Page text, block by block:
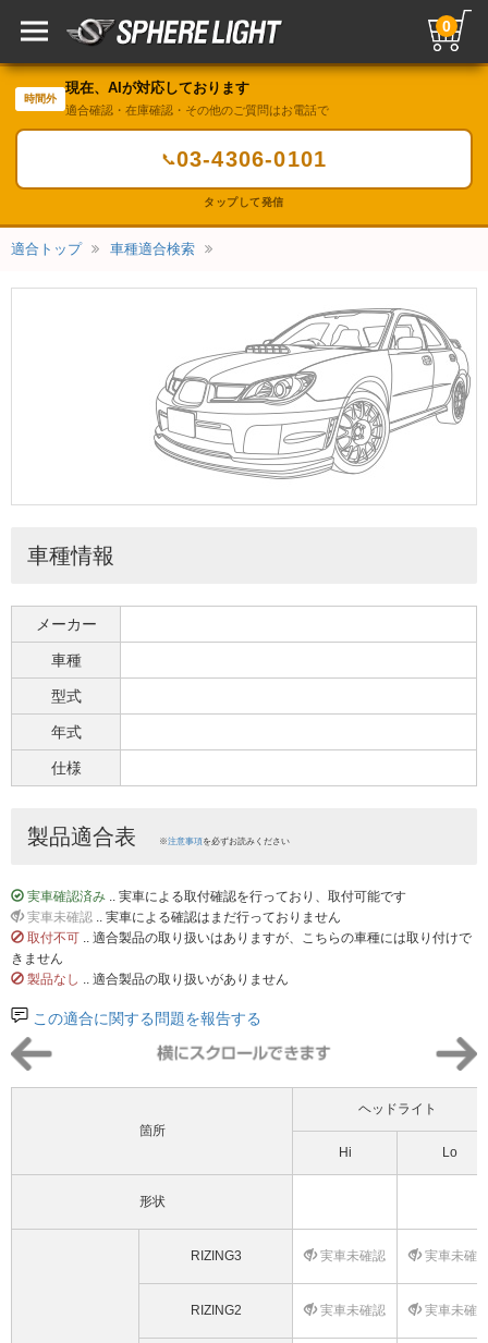
0
時間外
現在、AIが対応しております
適合確認・在庫確認・その他のご質問はお電話で
📞03-4306-0101
タップして発信
適合トップ 車種適合検索
車種情報
メーカー
車種
型式
年式
仕様
製品適合表 ※注意事項を必ずお読みください
実車確認済み .. 実車による取付確認を行っており、取付可能です
実車未確認 .. 実車による確認はまだ行っておりません
取付不可 .. 適合製品の取り扱いはありますが、こちらの車種には取り付けで
きません
製品なし .. 適合製品の取り扱いがありません
この適合に関する問題を報告する
箇所
ヘッドライト
Hi Lo
形状
RIZING3 実車未確認 実車未確
RIZING2 実車未確認 実車未確